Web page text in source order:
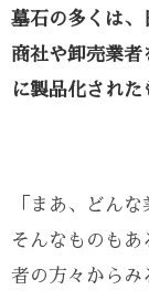
墓石の多くは、
商社や卸売業
に製品化され
「まあ、どん
そんなものも
者の方々からみ